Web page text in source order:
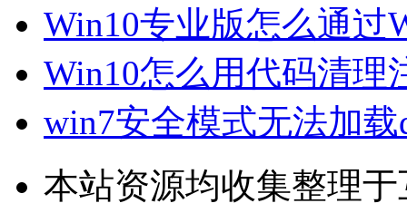
Win10专业版怎么通过
Win10怎么用代码清理
win7安全模式无法加
本站资源均收集整理